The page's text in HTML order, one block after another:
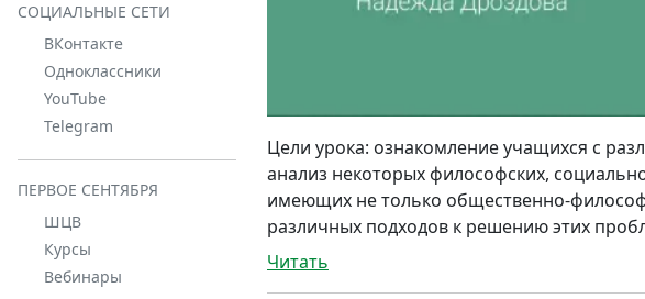
СОЦИАЛЬНЫЕ СЕТИ
ВКонтакте
Одноклассники
YouTube
Telegram
ПЕРВОЕ СЕНТЯБРЯ
ШЦВ
Курсы
Вебинары
Цели урока: ознакомление учащихся с
анализ некоторых философских,
имеющих не только общественно-
различных подходов к решению этих
Читать